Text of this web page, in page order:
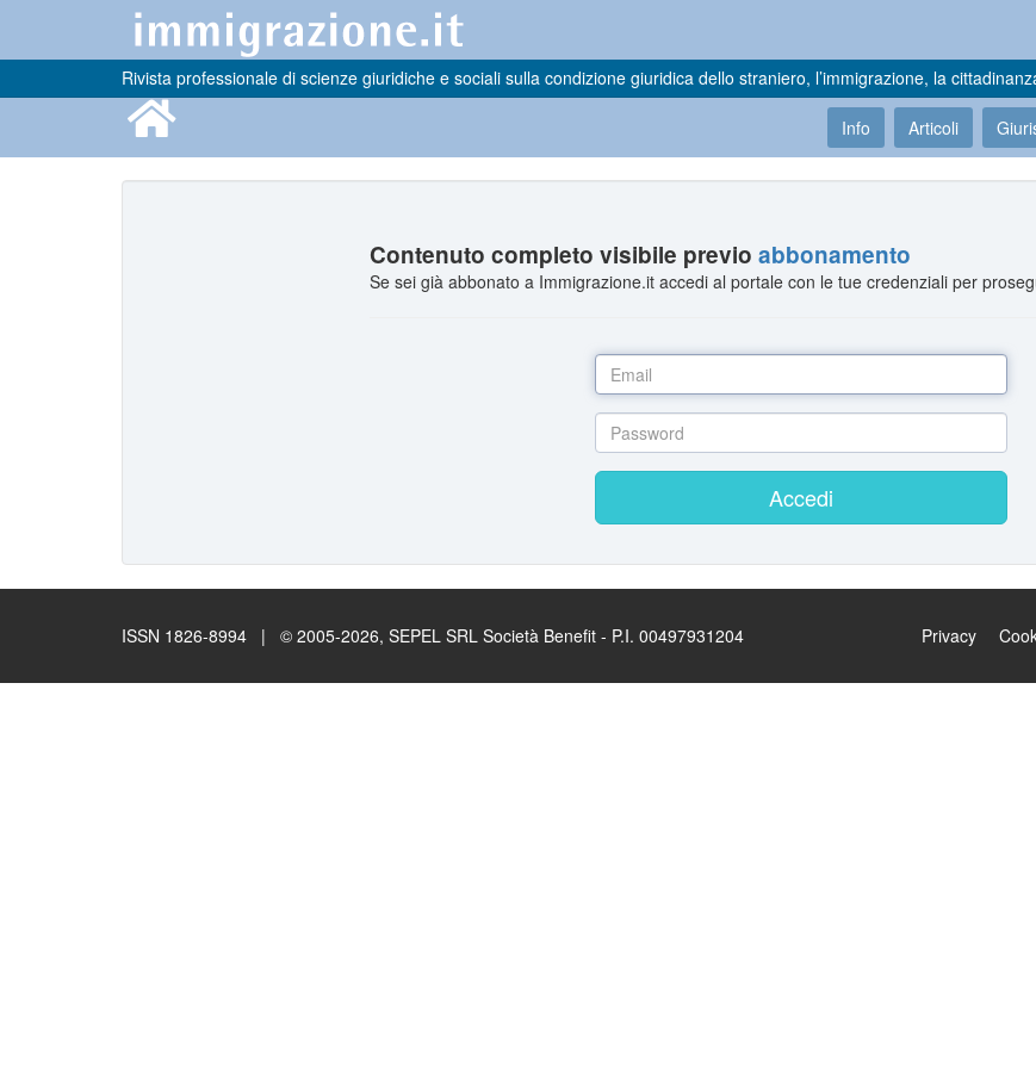
Rivista professionale di scienze giuridiche e sociali sulla condizione giuridica dello straniero, l’immigrazione, la
Info Articoli
Contenuto completo visibile previoabbonamento
Se sei già abbonato a Immigrazione.it accedi al portale con le tue credenziali per
Accedi
ISSN 1826-8994 | © 2005-2026, SEPEL SRL Società Benefit - P.I. 00497931204 Privacy